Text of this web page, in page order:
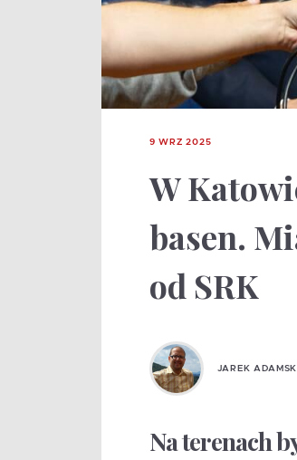
9 WRZ 2025
W
basen.
od SRK
JAREK ADAMSKI
Na terenach